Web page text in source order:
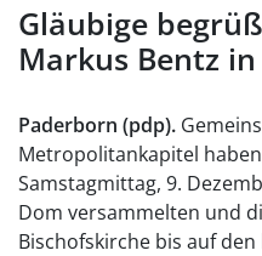
Gläubige
Markus Bentz
Paderborn (pdp).
Metropolitankapitel
Samstagmittag, 9.
Dom versammelten und
Bischofskirche bis auf